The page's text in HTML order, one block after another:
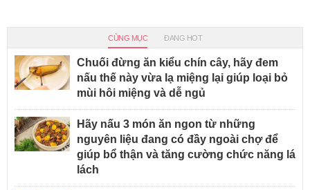
CÙNG MỤC ĐANG HOT
Chuối đừng ăn kiểu chín cây, hãy đem
nấu thế này vừa lạ miệng lại giúp loại bỏ
mùi hôi miệng và dễ ngủ
Hãy nấu 3 món ăn ngon từ những
nguyên liệu đang có đầy ngoài chợ để
giúp bổ thận và tăng cường chức năng lá
lách